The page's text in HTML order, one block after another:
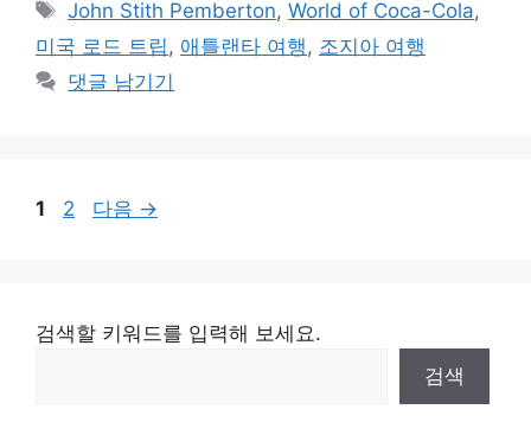
리
태
그
John Stith Pemberton,World of Coca-Cola,
미국 로드 트립 , 애틀랜타 여행 , 조지아 여행
댓글 남기기
페
1
페
2 다음 →
검색할 키워드를 입력해 보세요.
검색